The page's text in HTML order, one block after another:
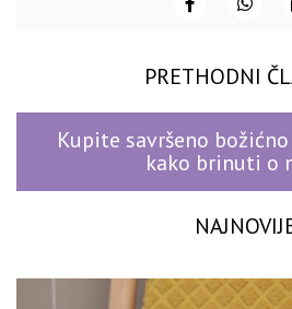
PRETHODNI
Kupite savršeno
kako brinuti o